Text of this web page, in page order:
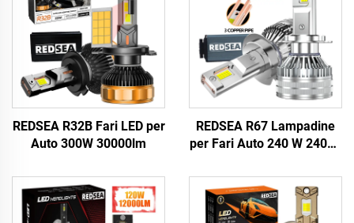
REDSEA R32B Fari LED per
Auto 300W 30000lm
REDSEA R67 Lampadine
per Fari Auto 240 W 24000